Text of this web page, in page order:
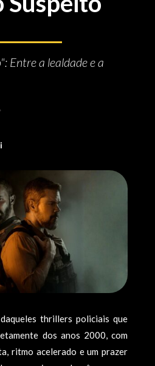
Entre a lealdade e a
thrillers policiais que
dos anos 2000, com
ritmo acelerado e um prazer